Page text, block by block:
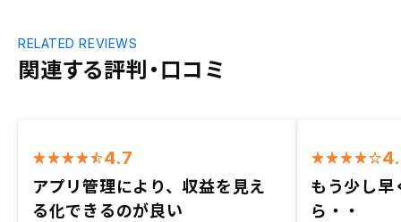
関連する評判・口コミ
RELATED REVIEWS
4.7
アプリ管理により、収益を見え
る化できるのが良い
もう少し早
ら・・